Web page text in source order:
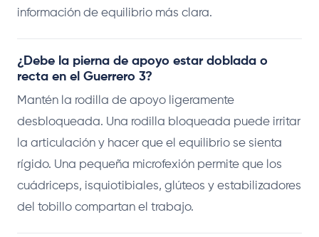
información de equilibrio más clara.
¿Debe la pierna de apoyo estar doblada o
recta en el Guerrero 3?
Mantén la rodilla de apoyo ligeramente
desbloqueada. Una rodilla bloqueada puede irritar
la articulación y hacer que el equilibrio se sienta
rígido. Una pequeña microfexión permite que los
cuádriceps, isquiotibiales, glúteos y estabilizadores
del tobillo compartan el trabajo.